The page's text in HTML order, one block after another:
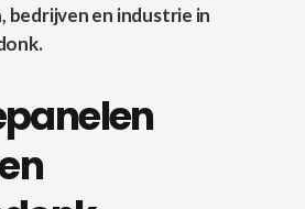
bedrijven en industrie in